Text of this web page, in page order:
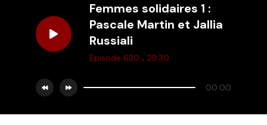
Femmes solidaires 1 :
Pascale Martin et Jallia
Russiali
Episode 620 . 29:30
00:00